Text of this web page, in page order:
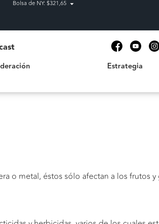
Bolsa de NY: $321,65
Estrategia
o metal, éstos sólo afectan a los frutos